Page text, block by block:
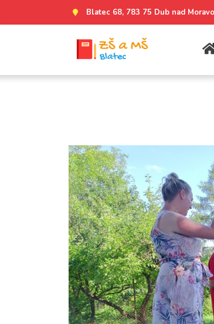
Blatec 68, 783 75 Dub nad